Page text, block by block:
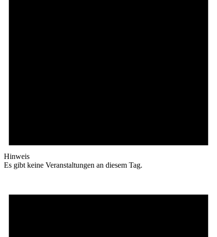
Hinweis
Es gibt keine Veranstaltungen an diesem Tag.